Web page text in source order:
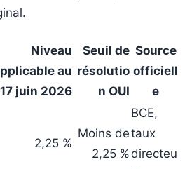
Niveau
au
17 juin 2026
Seuil de
résolutio
n OUI
Source
officiell
e
2,25 %
Moins de
2,25 %
BCE,
taux
directeu